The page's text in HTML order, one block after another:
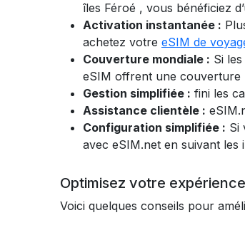
îles Féroé , vous bénéficiez
Activation instantanée :
achetez votre eSIM de
Couverture mondiale : Si
eSIM offrent une couverture
Gestion simplifiée : fini les
Assistance clientèle :
Configuration simplifiée : Si
avec eSIM.net en suivant les
Optimisez votre
Voici quelques conseils pour